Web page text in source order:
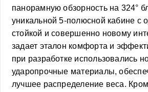
панорамную обзорность на 324°
уникальной 5-полюсной кабине с
стойкой и совершенно новому
задает эталон комфорта и
при разработке использовались
ударопрочные материалы,
лучшее распределение веса.